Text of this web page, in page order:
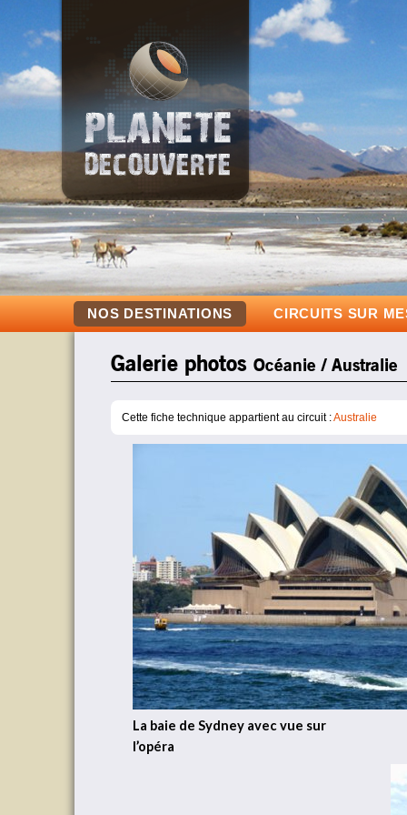
NOS DESTINATIONS CIRCUITS SUR
Galerie photos Océanie / Australie
Cette fiche technique appartient au circuit :Australie
La baie de Sydney avec vue sur
l’opéra